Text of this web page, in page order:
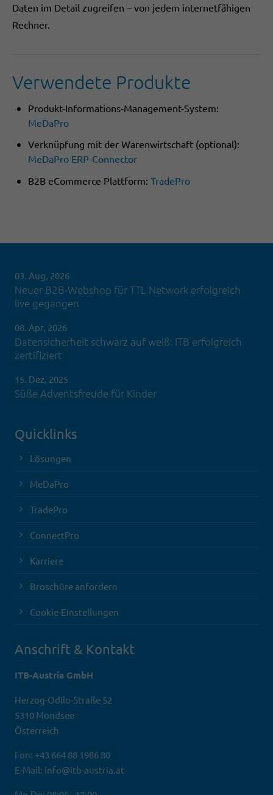
Daten im Detail zugreifen – von jedem internetfähigen
Rechner.
Verwendete Produkte
Produkt-Informations-Management-System:
MeDaPro
Verknüpfung mit der Warenwirtschaft (optional):
MeDaPro ERP-Connector
B2B eCommerce Plattform: TradePro
03. Aug, 2026
Neuer B2B-Webshop für TTL Network erfolgreich
live gegangen
08. Apr, 2026
Datensicherheit schwarz auf weiß: ITB erfolgreich
zertifiziert
15. Dez, 2025
Süße Adventsfreude für Kinder
Quicklinks
Lösungen
MeDaPro
TradePro
ConnectPro
Karriere
Broschüre anfordern
Cookie-Einstellungen
Anschrift & Kontakt
ITB-Austria GmbH
Herzog-Odilo-Straße 52
5310 Mondsee
Österreich
Fon: +43 664 88 1986 80
E-Mail: info@itb-austria.at